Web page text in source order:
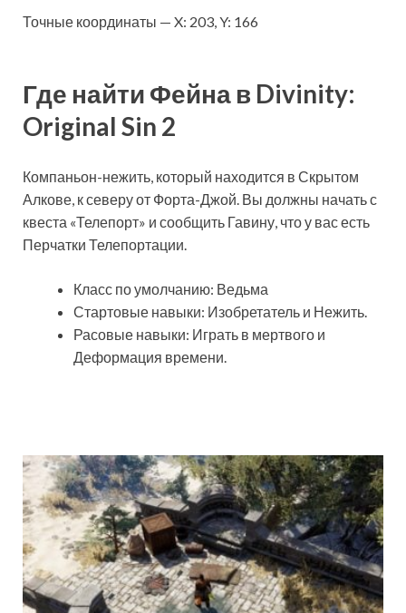
Точные координаты — X: 203, Y: 166
Где найти Фейна в Divinity:
Original Sin 2
Компаньон-нежить, который находится в Скрытом
Алкове, к северу от Форта-Джой. Вы должны начать с
квеста «Телепорт» и сообщить Гавину, что у вас есть
Перчатки Телепортации.
Класс по умолчанию: Ведьма
Стартовые навыки: Изобретатель и Нежить.
Расовые навыки: Играть в мертвого и
Деформация времени.